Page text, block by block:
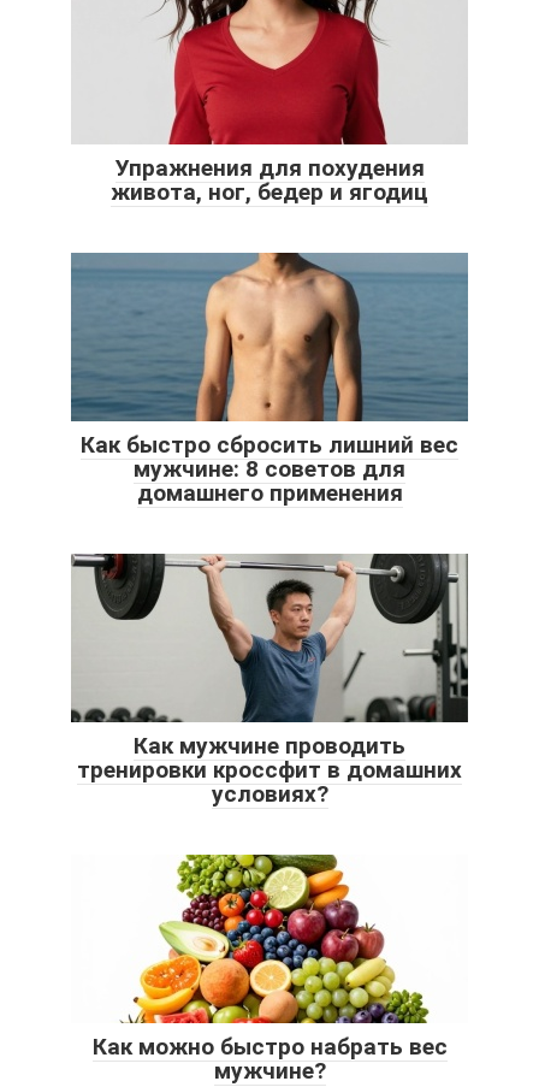
Упражнения для похудения
живота, ног, бедер и ягодиц
Как быстро сбросить лишний вес
мужчине: 8 советов для
домашнего применения
Как мужчине проводить
тренировки кроссфит в домашних
условиях?
Как можно быстро набрать вес
мужчине?